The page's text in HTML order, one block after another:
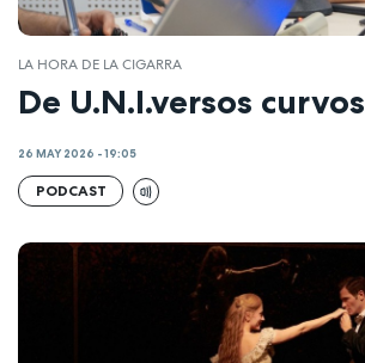
LA HORA DE LA CIGARRA
De U.N.I.versos curvos
26 MAY 2026 - 19:05
PODCAST